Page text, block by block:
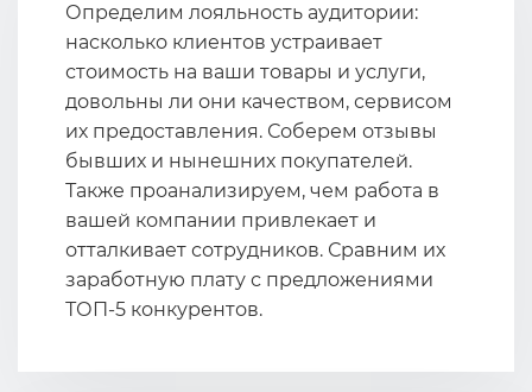
Определим лояльность аудитории:
насколько клиентов устраивает
стоимость на ваши товары и услуги,
довольны ли они качеством, сервисом
их предоставления. Соберем отзывы
бывших и нынешних покупателей.
Также проанализируем, чем работа в
вашей компании привлекает и
отталкивает сотрудников. Сравним их
заработную плату с предложениями
ТОП-5 конкурентов.